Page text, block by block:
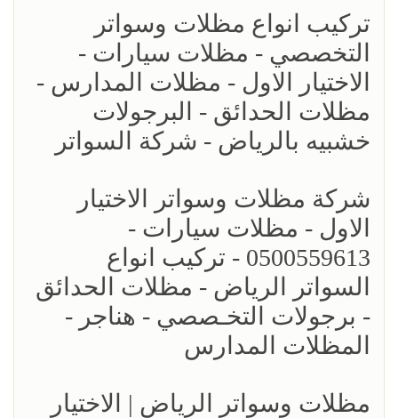
تركيب انواع مظلات وسواتر
التخصصي - مظلات سيارات -
الاختيار الاول - مظلات المدارس -
مظلات الحدائق - البرجولات
خشبيه بالرياض - شركة السواتر
شركة مظلات وسواتر الاختيار
الاول - مظلات سيارات -
0500559613 - تركيب انواع
السواتر الرياض - مظلات الحدائق
- برجولات التخـصصي - هناجر -
المظلات المدارس
مظلات وسواتر الرياض | الاختيار